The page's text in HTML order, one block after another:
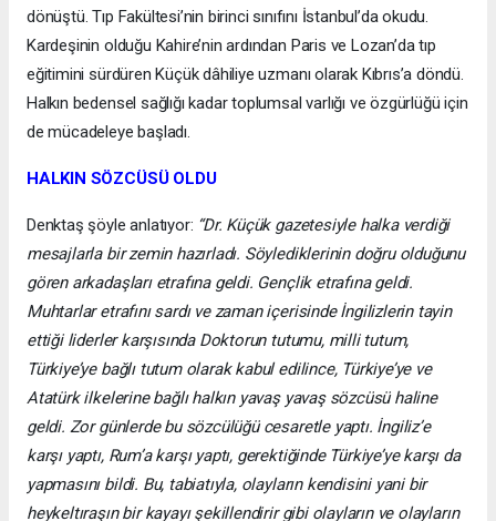
dönüştü. Tıp Fakültesi’nin birinci sınıfını İstanbul’da okudu.
Kardeşinin olduğu Kahire’nin ardından Paris ve Lozan’da tıp
eğitimini sürdüren Küçük dâhiliye uzmanı olarak Kıbrıs’a döndü.
Halkın bedensel sağlığı kadar toplumsal varlığı ve özgürlüğü için
de mücadeleye başladı.
HALKIN SÖZCÜSÜ OLDU
Denktaş şöyle anlatıyor: “Dr. Küçük gazetesiyle halka verdiği
mesajlarla bir zemin hazırladı. Söylediklerinin doğru olduğunu
gören arkadaşları etrafına geldi. Gençlik etrafına geldi.
Muhtarlar etrafını sardı ve zaman içerisinde İngilizlerin tayin
ettiği liderler karşısında Doktorun tutumu, milli tutum,
Türkiye’ye bağlı tutum olarak kabul edilince, Türkiye’ye ve
Atatürk ilkelerine bağlı halkın yavaş yavaş sözcüsü haline
geldi. Zor günlerde bu sözcülüğü cesaretle yaptı. İngiliz’e
karşı yaptı, Rum’a karşı yaptı, gerektiğinde Türkiye’ye karşı da
yapmasını bildi. Bu, tabiatıyla, olayların kendisini yani bir
heykeltıraşın bir kayayı şekillendirir gibi olayların ve olayların